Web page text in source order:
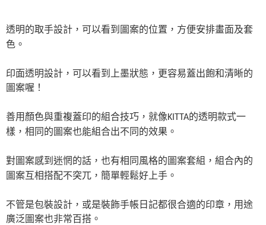
透明的取手設計，可以看到圖案的位置，方便安排畫面及套
色。
印面透明設計，可以看到上墨狀態，更容易蓋出飽和清晰的
圖案喔！
善用顏色與重複蓋印的組合技巧，就像KITTA的透明款式一
樣，相同的圖案也能組合出不同的效果。
對圖案感到迷惘的話，也有相同風格的圖案套組，組合內的
圖案互相搭配不突兀，簡單輕鬆好上手。
不管是包裝設計，或是裝飾手帳日記都很合適的印章，用途
廣泛圖案也非常百搭。